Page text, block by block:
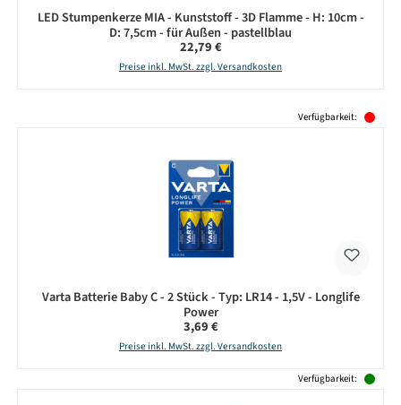
LED Stumpenkerze MIA - Kunststoff - 3D Flamme - H: 10cm -
D: 7,5cm - für Außen - pastellblau
Regulärer Preis:
22,79 €
Preise inkl. MwSt. zzgl. Versandkosten
Verfügbarkeit:
Varta Batterie Baby C - 2 Stück - Typ: LR14 - 1,5V - Longlife
Power
Regulärer Preis:
3,69 €
Preise inkl. MwSt. zzgl. Versandkosten
Verfügbarkeit: